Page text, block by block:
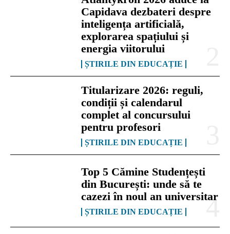
Capidava dezbateri despre
inteligența artificială,
explorarea spațiului și
energia viitorului
ȘTIRILE DIN EDUCAȚIE
Titularizare 2026: reguli,
condiții și calendarul
complet al concursului
pentru profesori
ȘTIRILE DIN EDUCAȚIE
Top 5 Cămine Studențești
din București: unde să te
cazezi în noul an universitar
ȘTIRILE DIN EDUCAȚIE